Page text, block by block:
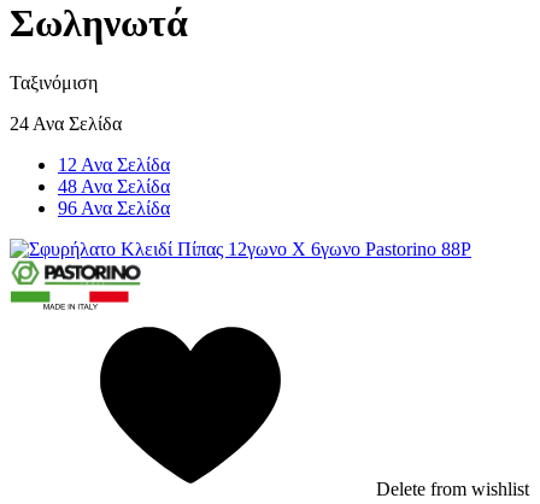
Σωληνωτά
Ταξινόμιση
24 Ανα Σελίδα
12 Ανα Σελίδα
48 Ανα Σελίδα
96 Ανα Σελίδα
Delete from wishlist